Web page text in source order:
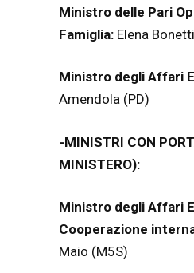
Ministro delle Pari
Famiglia: Elena
Ministro degli Affari
Amendola (PD)
-MINISTRI CON
MINISTERO):
Ministro degli Affari
Cooperazione
Maio (M5S)